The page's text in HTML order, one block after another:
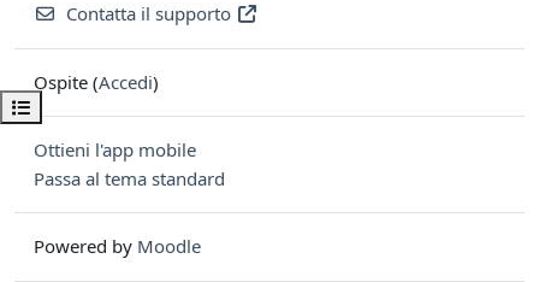
Apri indice del corso
Contatta il supporto
Ospite (Accedi)
Ottieni l'app mobile
Passa al tema standard
Powered by Moodle